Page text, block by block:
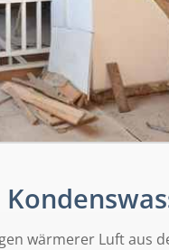
wärmerer Luft aus